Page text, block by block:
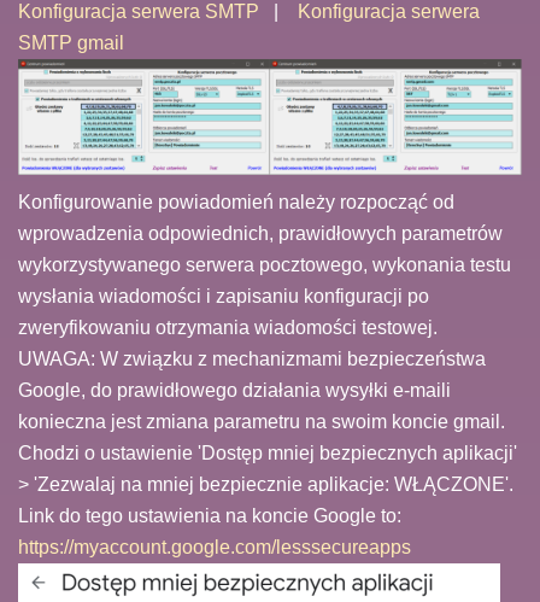
Konfiguracja serwera SMTP
Konfiguracja serwera
SMTP gmail
Konfigurowanie powiadomień należy rozpocząć od
wprowadzenia odpowiednich, prawidłowych parametrów
wykorzystywanego serwera pocztowego, wykonania testu
wysłania wiadomości i zapisaniu konfiguracji po
zweryfikowaniu otrzymania wiadomości testowej.
UWAGA: W związku z mechanizmami bezpieczeństwa
Google, do prawidłowego działania wysyłki e-maili
konieczna jest zmiana parametru na swoim koncie gmail.
Chodzi o ustawienie 'Dostęp mniej bezpiecznych aplikacji'
> 'Zezwalaj na mniej bezpiecznie aplikacje: WŁĄCZONE'.
Link do tego ustawienia na koncie Google to:
https://myaccount.google.com/lesssecureapps